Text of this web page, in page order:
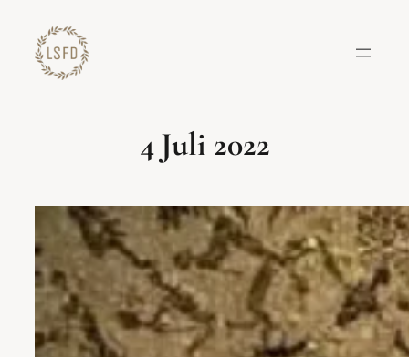
konten
4 Juli 2022